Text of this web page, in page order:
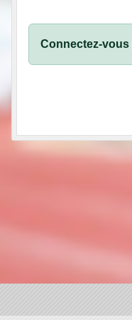
Connectez-vous